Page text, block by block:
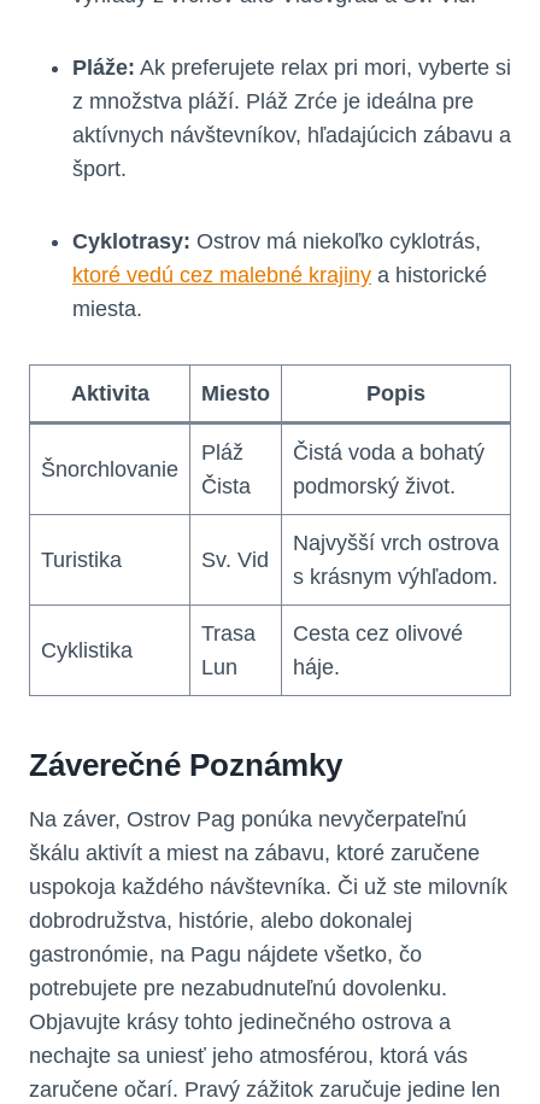
Pláže: Ak preferujete relax pri mori, vyberte si
z množstva pláží. Pláž Zrće je ideálna pre
aktívnych návštevníkov, hľadajúcich zábavu a
šport.
Cyklotrasy: Ostrov má niekoľko cyklotrás,
ktoré vedú cez malebné krajiny a historické
miesta.
Aktivita Miesto Popis
Šnorchlovanie
Pláž
Čista
Čistá voda a bohatý
podmorský život.
Turistika Sv. Vid
Najvyšší vrch ostrova
s krásnym výhľadom.
Cyklistika
Trasa
Lun
Cesta cez olivové
háje.
Záverečné Poznámky
Na záver, Ostrov Pag ponúka nevyčerpateľnú
škálu aktivít a miest na zábavu, ktoré zaručene
uspokoja každého návštevníka. Či už ste milovník
dobrodružstva, histórie, alebo dokonalej
gastronómie, na Pagu nájdete všetko, čo
potrebujete pre nezabudnuteľnú dovolenku.
Objavujte krásy tohto jedinečného ostrova a
nechajte sa uniesť jeho atmosférou, ktorá vás
zaručene očarí. Pravý zážitok zaručuje jedine len